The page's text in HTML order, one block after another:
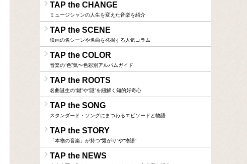
TAP the CHANGE
ミュージシャンの人生を変えた音楽を紹介
TAP the SCENE
映画の名シーンや名曲を発掘する人気コラム
TAP the COLOR
音楽の“色”気〜色彩別アルバムガイド
TAP the ROOTS
名曲誕生の“鍵”や“謎”を紐解く知的好奇心
TAP the SONG
スタンダード・ソングにまつわるエピソードと物語
TAP the STORY
「本物の音楽」が持つ“繋がり”や“物語”
TAP the NEWS